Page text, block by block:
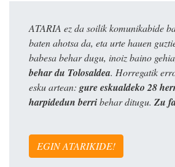
ATARIA ez da soilik komunikabide
baten ahotsa da, eta urte hauen
babesa behar dugu, inoiz baino
behar du Tolosaldea. Horregatik
esku artean: gure eskualdeko 28
harpidedun berribehar ditugu. Zu
EGIN ATARIKIDE!